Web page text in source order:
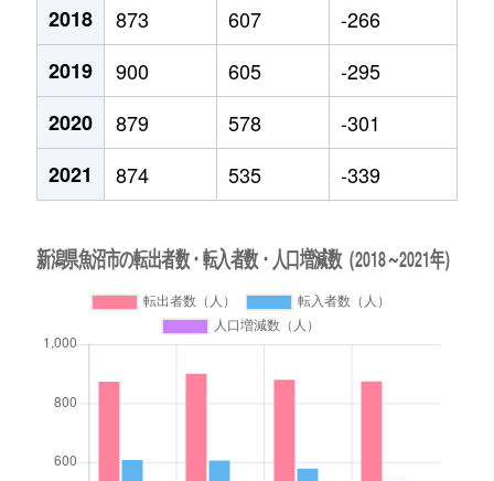
2018
873 607
-266
2019
900 605
-295
2020
879 578
-301
2021
874 535 -339